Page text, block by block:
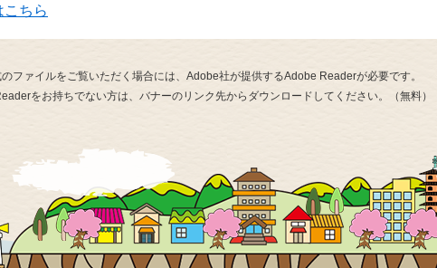
こちら
のファイルをご覧いただく場合には、Adobe社が提供するAdobe Readerが必要です。
をお持ちでない方は、バナーのリンク先からダウンロードしてください。（無料）